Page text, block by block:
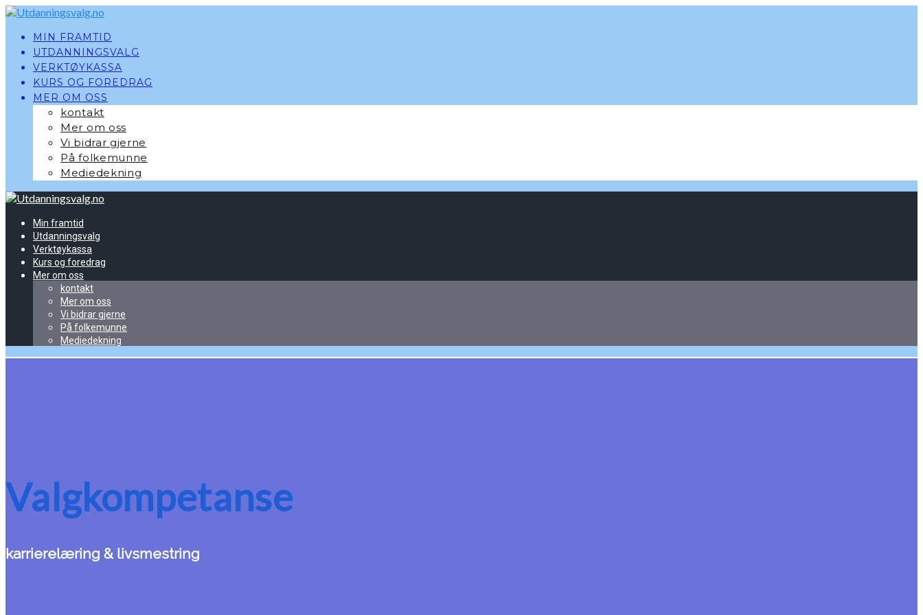
Skip
contentMIN FRAMTID
UTDANNINGSVALG
VERKTØYKASSA
KURS OG FOREDRAG
MER OM OSS
kontakt
Mer om oss
Vi bidrar gjerne
På folkemunne
Mediedekning
Min framtid
Utdanningsvalg
Verktøykassa
Kurs og foredrag
Mer om oss
kontakt
Mer om oss
Vi bidrar gjerne
På folkemunne
Mediedekning
Valgkompetanse
karrierelæring & livsmestring